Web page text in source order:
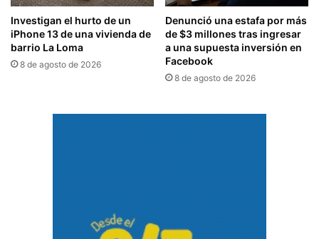
Investigan el hurto de un
iPhone 13 de una vivienda de
barrio La Loma
8 de agosto de 2026
Denunció una estafa por más
de $3 millones tras ingresar
a una supuesta inversión en
Facebook
8 de agosto de 2026